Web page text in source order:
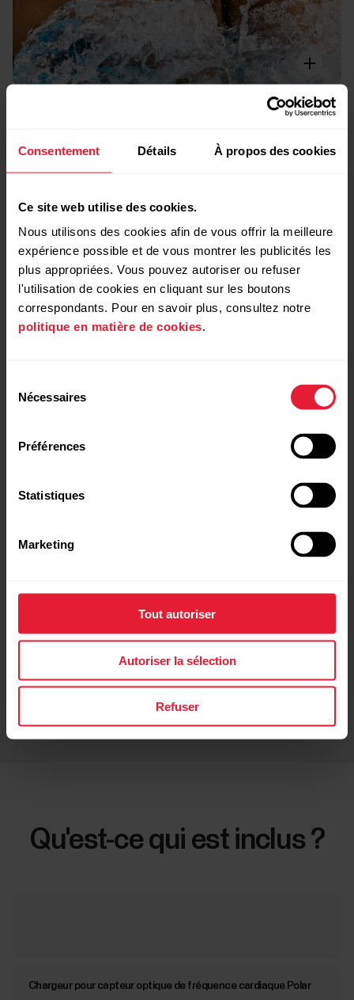
Consentement Détails À propos des cookies
Ce site web utilise des cookies.
Nous utilisons des cookies afin de vous offrir la meilleure
expérience possible et de vous montrer les publicités les
plus appropriées. Vous pouvez autoriser ou refuser
l'utilisation de cookies en cliquant sur les boutons
correspondants. Pour en savoir plus, consultez notre
politique en matière de cookies.
Nécessaires
Préférences
Statistiques
Marketing
Tout autoriser
Autoriser la sélection
Refuser
Le Polar OH1+ en bref
4 Mo de stockage de
Jusqu'à 12 heures
avec câble USD)
Portée de transmission :
Étanche jusqu’à 30 m
Qu'est-ce qui est inclus ?
Chargeur pour capteur optique de fréquence cardiaque Polar